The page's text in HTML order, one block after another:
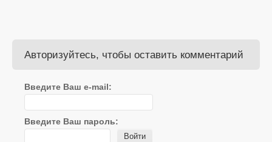
Авторизуйтесь, чтобы оставить комментарий
Введите Ваш e-mail:
Введите Ваш пароль:
Войти